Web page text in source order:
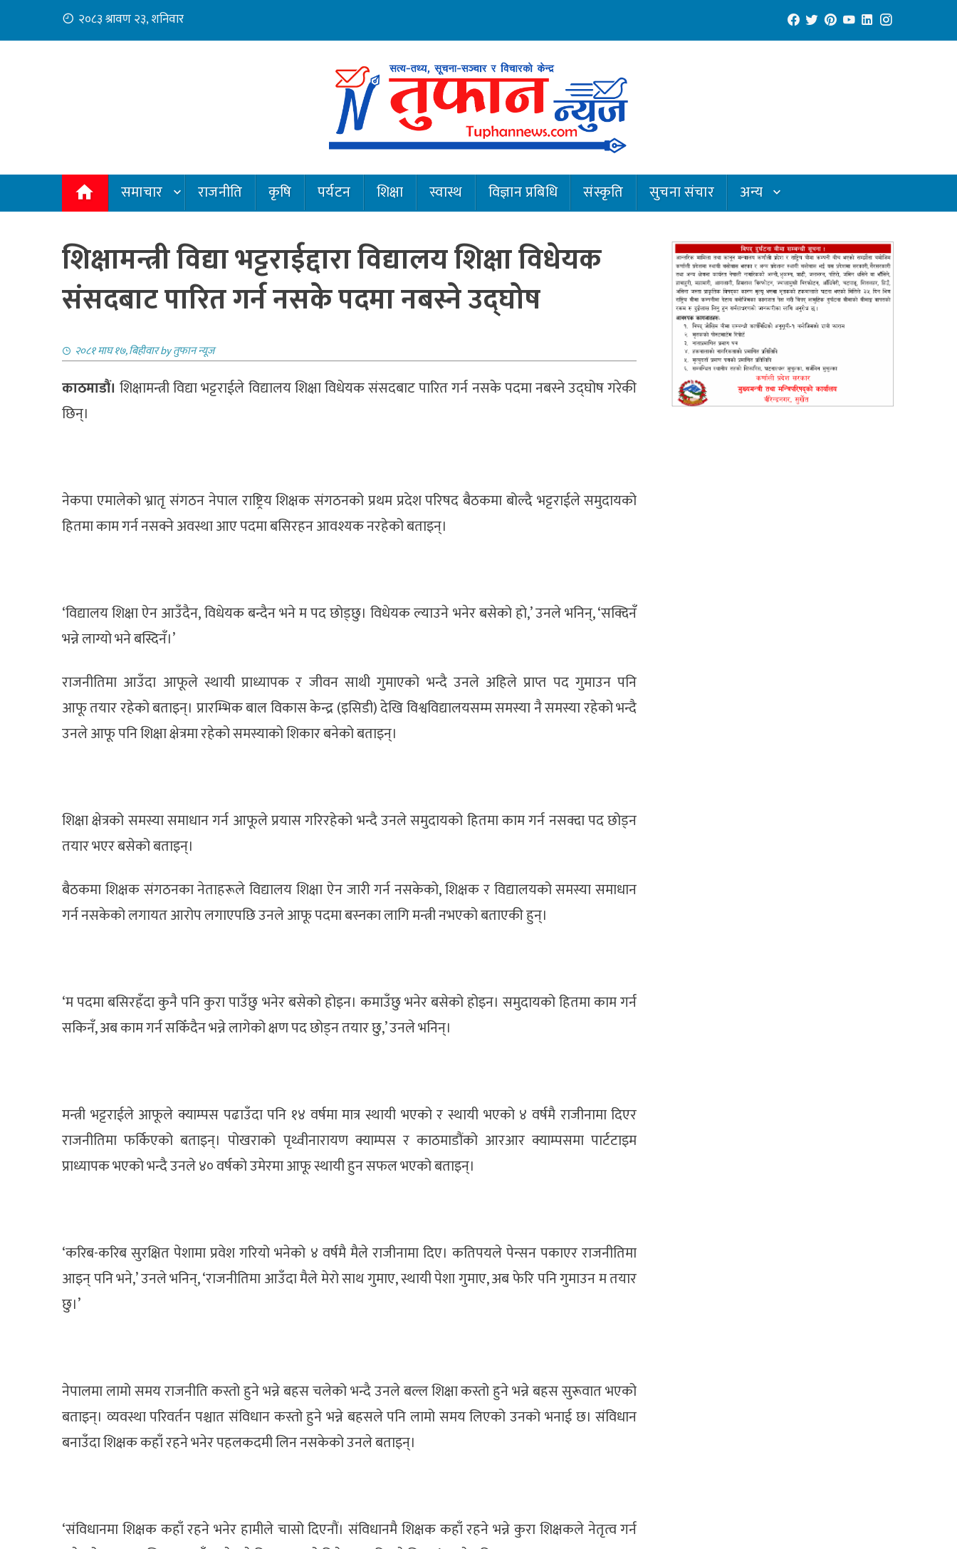
content
२०८३ श्रावण २३, शनिवार
समाचार राजनीति कृषि पर्यटन शिक्षा स्वास्थ विज्ञान प्रबिधि संस्कृति सुचना संचार अन्य
शिक्षामन्त्री विद्या भट्टराईद्दारा विद्यालय शिक्षा विधेयक
संसदबाट पारित गर्न नसके पदमा नबस्ने उद्घोष
२०८१ माघ १७, बिहीवारbyतुफान न्यूज
काठमाडौं। शिक्षामन्त्री विद्या भट्टराईले विद्यालय शिक्षा विधेयक संसदबाट पारित गर्न नसके पदमा नबस्ने उद्घोष गरेकी
छिन्।
नेकपा एमालेको भ्रातृ संगठन नेपाल राष्ट्रिय शिक्षक संगठनको प्रथम प्रदेश परिषद बैठकमा बोल्दै भट्टराईले समुदायको
हितमा काम गर्न नसक्ने अवस्था आए पदमा बसिरहन आवश्यक नरहेको बताइन्।
‘विद्यालय शिक्षा ऐन आउँदैन, विधेयक बन्दैन भने म पद छोड्छु। विधेयक ल्याउने भनेर बसेको हो,’ उनले भनिन्, ‘सक्दिनँ
भन्ने लाग्यो भने बस्दिनँ।’
राजनीतिमा आउँदा आफूले स्थायी प्राध्यापक र जीवन साथी गुमाएको भन्दै उनले अहिले प्राप्त पद गुमाउन पनि
आफू तयार रहेको बताइन्। प्रारम्भिक बाल विकास केन्द्र (इसिडी) देखि विश्वविद्यालयसम्म समस्या नै समस्या रहेको भन्दै
उनले आफू पनि शिक्षा क्षेत्रमा रहेको समस्याको शिकार बनेको बताइन्।
शिक्षा क्षेत्रको समस्या समाधान गर्न आफूले प्रयास गरिरहेको भन्दै उनले समुदायको हितमा काम गर्न नसक्दा पद छोड्न
तयार भएर बसेको बताइन्।
बैठकमा शिक्षक संगठनका नेताहरूले विद्यालय शिक्षा ऐन जारी गर्न नसकेको, शिक्षक र विद्यालयको समस्या समाधान
गर्न नसकेको लगायत आरोप लगाएपछि उनले आफू पदमा बस्नका लागि मन्त्री नभएको बताएकी हुन्।
‘म पदमा बसिरहँदा कुनै पनि कुरा पाउँछु भनेर बसेको होइन। कमाउँछु भनेर बसेको होइन। समुदायको हितमा काम गर्न
सकिनँ, अब काम गर्न सकिँदैन भन्ने लागेको क्षण पद छोड्न तयार छु,’ उनले भनिन्।
मन्त्री भट्टराईले आफूले क्याम्पस पढाउँदा पनि १४ वर्षमा मात्र स्थायी भएको र स्थायी भएको ४ वर्षमै राजीनामा दिएर
राजनीतिमा फर्किएको बताइन्। पोखराको पृथ्वीनारायण क्याम्पस र काठमाडौंको आरआर क्याम्पसमा पार्टटाइम
प्राध्यापक भएको भन्दै उनले ४० वर्षको उमेरमा आफू स्थायी हुन सफल भएको बताइन्।
‘करिब-करिब सुरक्षित पेशामा प्रवेश गरियो भनेको ४ वर्षमै मैले राजीनामा दिए। कतिपयले पेन्सन पकाएर राजनीतिमा
आइन् पनि भने,’ उनले भनिन्, ‘राजनीतिमा आउँदा मैले मेरो साथ गुमाए, स्थायी पेशा गुमाए, अब फेरि पनि गुमाउन म तयार
छु।’
नेपालमा लामो समय राजनीति कस्तो हुने भन्ने बहस चलेको भन्दै उनले बल्ल शिक्षा कस्तो हुने भन्ने बहस सुरूवात भएको
बताइन्। व्यवस्था परिवर्तन पश्चात संविधान कस्तो हुने भन्ने बहसले पनि लामो समय लिएको उनको भनाई छ। संविधान
बनाउँदा शिक्षक कहाँ रहने भनेर पहलकदमी लिन नसकेको उनले बताइन्।
‘संविधानमा शिक्षक कहाँ रहने भनेर हामीले चासो दिएनौं। संविधानमै शिक्षक कहाँ रहने भन्ने कुरा शिक्षकले नेतृत्व गर्न